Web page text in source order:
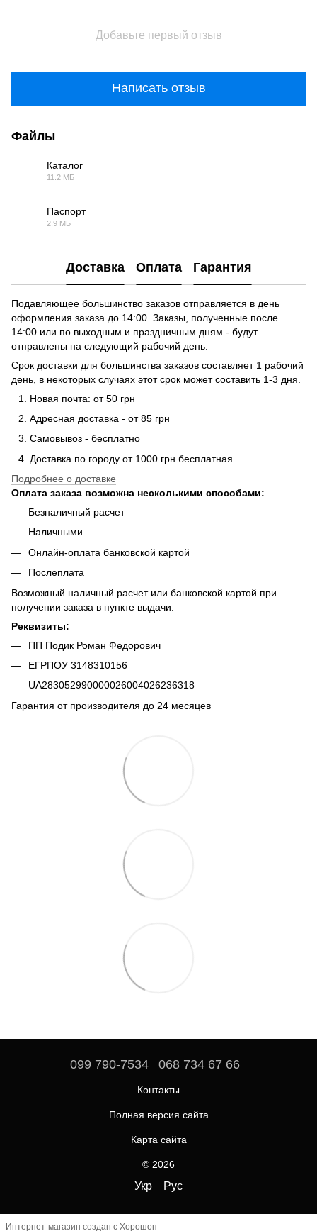
Добавьте первый отзыв
Написать отзыв
Файлы
Каталог
11.2 МБ
Паспорт
2.9 МБ
Доставка Оплата Гарантия
Подавляющее большинство заказов отправляется в день
оформления заказа до 14:00. Заказы, полученные после
14:00 или по выходным и праздничным дням - будут
отправлены на следующий рабочий день.
Срок доставки для большинства заказов составляет 1 рабочий
день, в некоторых случаях этот срок может составить 1-3 дня.
Новая почта: от 50 грн
Адресная доставка - от 85 грн
Самовывоз - бесплатно
Доставка по городу от 1000 грн бесплатная.
Подробнее о доставке
Оплата заказа возможна несколькими способами:
Безналичный расчет
Наличными
Онлайн-оплата банковской картой
Послеплата
Возможный наличный расчет или банковской картой при
получении заказа в пункте выдачи.
Реквизиты:
ПП Подик Роман Федорович
ЕГРПОУ 3148310156
UA283052990000026004026236318
Гарантия от производителя до 24 месяцев
099 790-7534 068 734 67 66
Контакты
Полная версия сайта
Карта сайта
© 2026
Укр Рус
Интернет-магазин создан с Хорошоп